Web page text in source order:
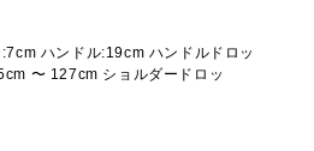
ハンドル:19cm ハンドルドロッ
〜 127cm ショルダードロッ